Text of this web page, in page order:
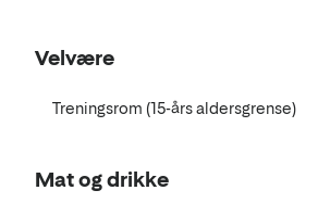
Velvære
Treningsrom (15-års aldersgrense)
Mat og drikke